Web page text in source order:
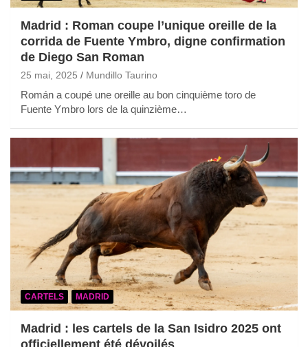
Madrid : Roman coupe l’unique oreille de la
corrida de Fuente Ymbro, digne confirmation
de Diego San Roman
25 mai, 2025 Mundillo Taurino
Román a coupé une oreille au bon cinquième toro de
Fuente Ymbro lors de la quinzième…
CARTELS MADRID
Madrid : les cartels de la San Isidro 2025 ont